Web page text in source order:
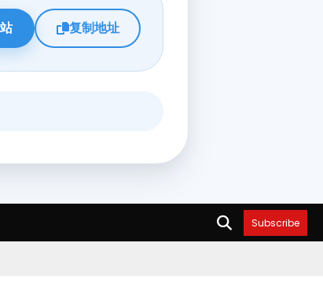
Subscribe